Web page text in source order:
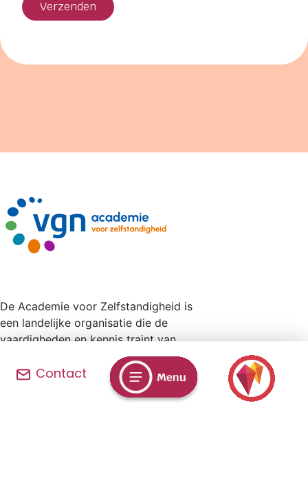
De Academie voor Zelfstandigheid is
een landelijke organisatie die de
vaardigheden en kennis traint van
mensen, van 18 jaar en ouder, voor wie
leren niet vanzelfsprekend is. Bij ons
Contact